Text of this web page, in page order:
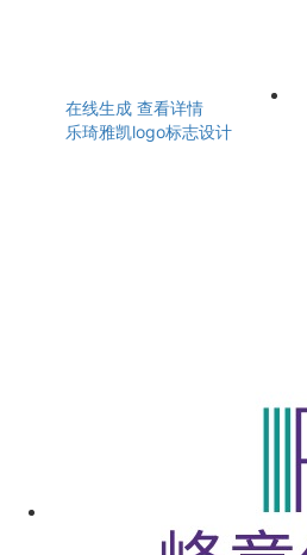
在线生成 查看详情
乐琦雅凯logo标志设计